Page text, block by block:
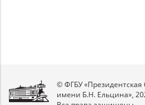
© ФГБУ «Президентская
имени Б.Н. Ельцина»,